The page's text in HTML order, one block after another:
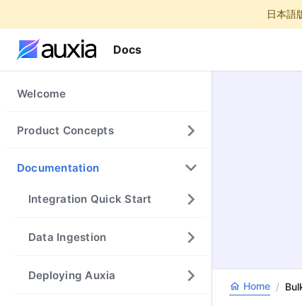
日本語
Docs
Welcome
Product Concepts
Documentation
Integration Quick Start
Data Ingestion
Deploying Auxia
Home /